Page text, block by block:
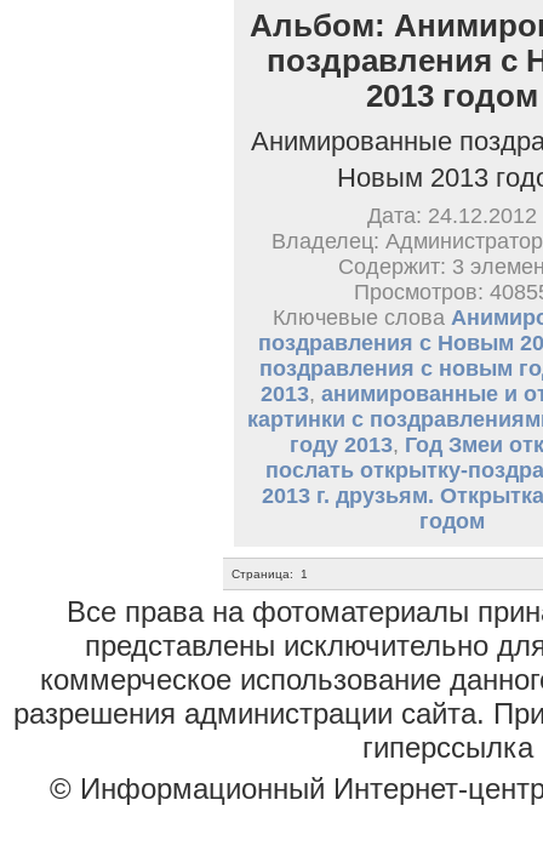
Альбом:
поздравления с
2013 годом
Анимированные
Новым 2013
Дата: 24.12.2012
Владелец:
Содержит: 3
Просмотров:
Ключевые слова
поздравления с Новым
поздравления с новым
2013, анимированные и
картинки с
году 2013, Год Змеи
послать открытку-
2013 г. друзьям.
годом
Страница: 1
Все права на фотоматериалы
представлены исключительно
коммерческое использование
разрешения администрации сайта.
гиперссылка
© Информационный Интернет-